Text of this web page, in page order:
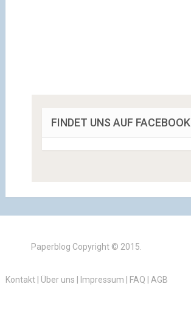
FINDET UNS AUF FACEBOOK
Paperblog Copyright © 2015.
Kontakt| Über uns Impressum FAQ AGB